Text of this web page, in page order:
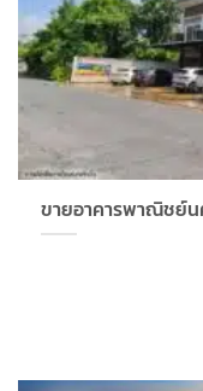
ขายอาคารพาณิชย์น